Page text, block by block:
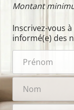
Montant
Inscrivez-vous
informé(e) des